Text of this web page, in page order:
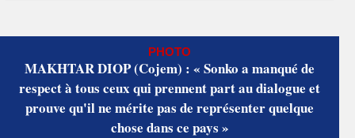
PHOTO
MAKHTAR DIOP (Cojem) : « Sonko a manqué de
respect à tous ceux qui prennent part au dialogue et
prouve qu'il ne mérite pas de représenter quelque
chose dans ce pays »